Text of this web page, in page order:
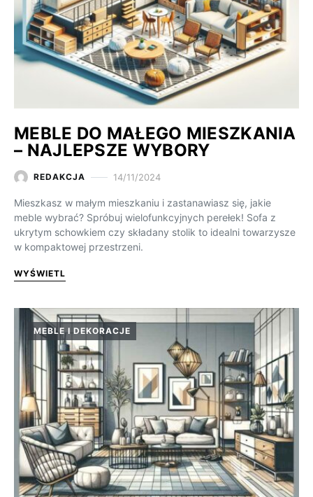
MEBLE DO MAŁEGO MIESZKANIA
– NAJLEPSZE WYBORY
REDAKCJA 14/11/2024
Mieszkasz w małym mieszkaniu i zastanawiasz się, jakie
meble wybrać? Spróbuj wielofunkcyjnych perełek! Sofa z
ukrytym schowkiem czy składany stolik to idealni towarzysze
w kompaktowej przestrzeni.
WYŚWIETL
MEBLE I DEKORACJE